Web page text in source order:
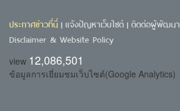
ประกาศข่าวที่นี่ | แจ้งปัญหาเว็บไซต์ | ติดต่อผู้พัฒนา
Disclaimer & Website Policy
view 12,086,501
ข้อมูลการเยี่ยมชมเว็บไซต์(Google Analytics)